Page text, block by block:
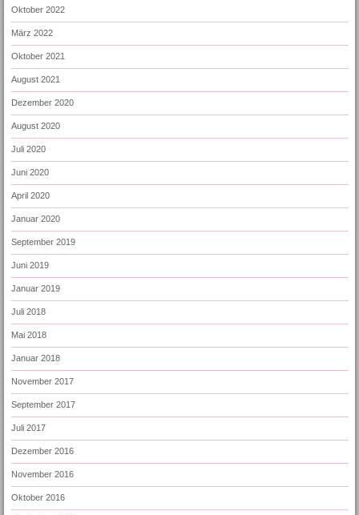
Oktober 2022
März 2022
Oktober 2021
August 2021
Dezember 2020
August 2020
Juli 2020
Juni 2020
April 2020
Januar 2020
September 2019
Juni 2019
Januar 2019
Juli 2018
Mai 2018
Januar 2018
November 2017
September 2017
Juli 2017
Dezember 2016
November 2016
Oktober 2016